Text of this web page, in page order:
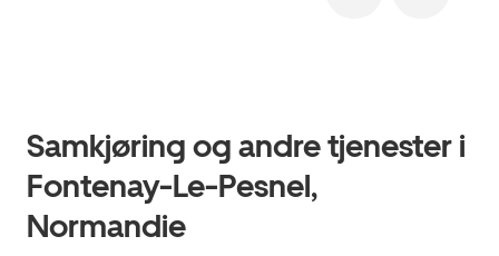
Samkjøring og andre tjenester i
Fontenay-Le-Pesnel,
Normandie